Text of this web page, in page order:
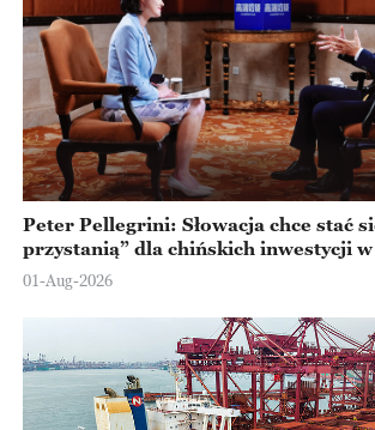
Peter Pellegrini: Słowacja chce stać
przystanią” dla chińskich inwestycji
Europejskiej
01-Aug-2026